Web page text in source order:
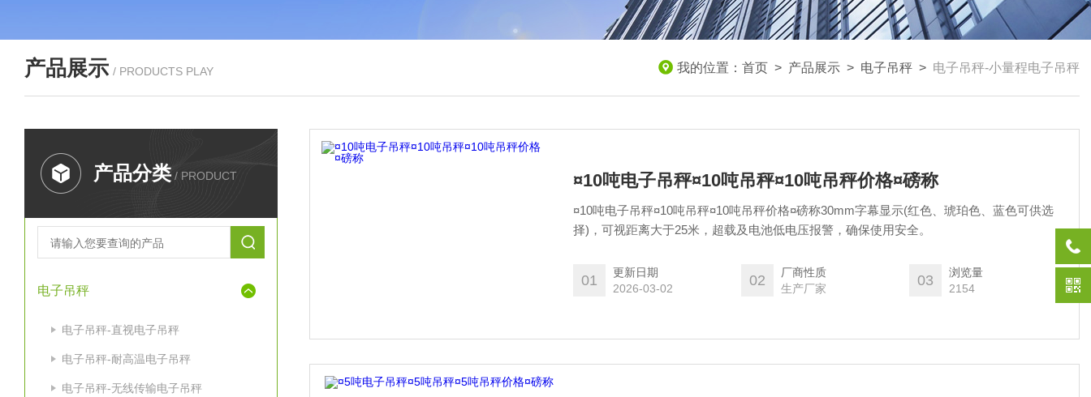
产品展示 / PRODUCTS PLAY 我的位置： 首页 > 产品展示 > 电子吊秤 > 电子吊秤-小量程电子吊秤
产品分类 / PRODUCT
电子吊秤
电子吊秤-直视电子吊秤
电子吊秤-耐高温电子吊秤
电子吊秤-无线传输电子吊秤
¤10吨电子吊秤¤10吨吊秤¤10吨吊秤价格¤磅称
¤10吨电子吊秤¤10吨吊秤¤10吨吊秤价格¤磅称30mm字幕显示(红色、琥珀色、蓝色可供选
择)，可视距离大于25米，超载及电池低电压报警，确保使用安全。
01
更新日期
2026-03-02
02
厂商性质
生产厂家
03
浏览量
2154